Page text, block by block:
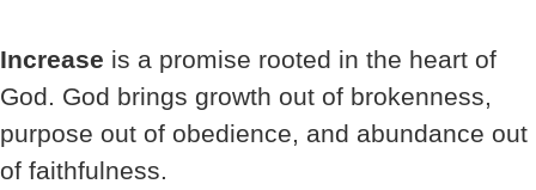
Increase is a promise rooted in the heart of
God. God brings growth out of brokenness,
purpose out of obedience, and abundance out
of faithfulness.